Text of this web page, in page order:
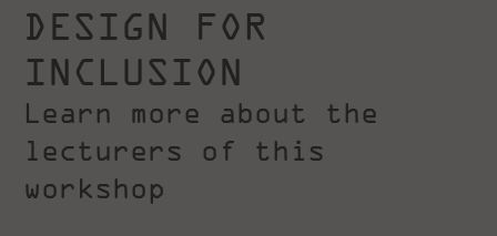
DESIGN FOR
INCLUSION
Learn more about the
lecturers of this
workshop